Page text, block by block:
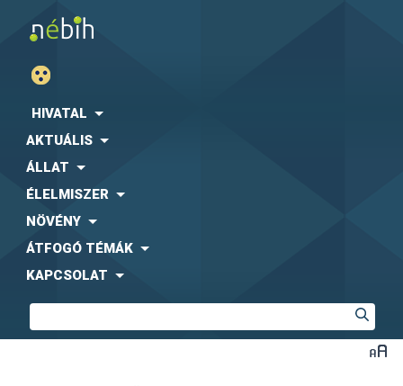
HIVATAL
AKTUÁLIS
ÁLLAT
ÉLELMISZER
NÖVÉNY
ÁTFOGÓ TÉMÁK
KAPCSOLAT